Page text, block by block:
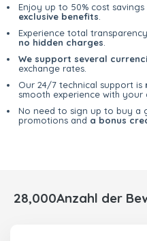
Enjoy up to 50% cost
exclusive benefits
Experience total
no hidden charges
We support several
exchange rates.
Our 24/7 technical support is
smooth experience with your
No need to sign up to buy a
promotions and a bonus
28,000Anzahl der